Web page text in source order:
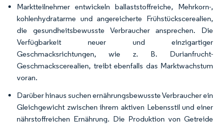
Marktteilnehmer entwickeln ballaststoffreiche, Mehrkorn-,
kohlenhydratarme und angereicherte Frühstückscerealien,
die gesundheitsbewusste Verbraucher ansprechen. Die
Verfügbarkeit neuer und einzigartiger
Geschmacksrichtungen, wie z. B. Durianfrucht-
Geschmackscerealien, treibt ebenfalls das Marktwachstum
voran.
Darüber hinaus suchen ernährungsbewusste Verbraucher ein
Gleichgewicht zwischen ihrem aktiven Lebensstil und einer
nährstoffreichen Ernährung. Die Produktion von Getreide